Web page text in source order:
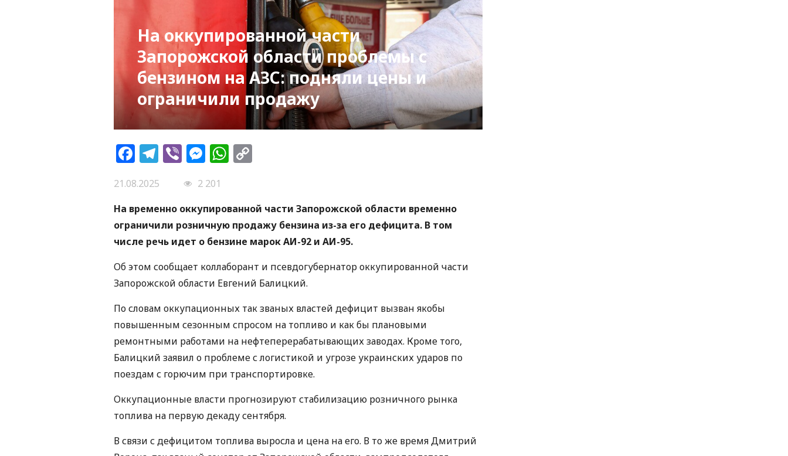
На оккупированной части
Запорожской области проблемы с
бензином на АЗС: подняли цены и
ограничили продажу
Facebook
Telegram
ViberMessenger
WhatsApp
21.08.2025
2 201
На временно оккупированной части Запорожской области временно
ограничили розничную продажу бензина из-за его дефицита. В том
числе речь идет о бензине марок АИ-92 и АИ-95.
Об этом сообщает коллаборант и псевдогубернатор оккупированной части
Запорожской области Евгений Балицкий.
По словам оккупационных так званых властей дефицит вызван якобы
повышенным сезонным спросом на топливо и как бы плановыми
ремонтными работами на нефтеперерабатывающих заводах. Кроме того,
Балицкий заявил о проблеме с логистикой и угрозе украинских ударов по
поездам с горючим при транспортировке.
Оккупационные власти прогнозируют стабилизацию розничного рынка
топлива на первую декаду сентября.
В связи с дефицитом топлива выросла и цена на его. В то же время Дмитрий